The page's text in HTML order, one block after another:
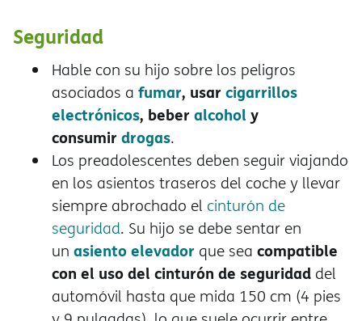
Seguridad
Hable con su hijo sobre los peligros
asociados a fumar, usar cigarrillos
electrónicos, beber alcohol y
consumir drogas.
Los preadolescentes deben seguir viajando
en los asientos traseros del coche y llevar
siempre abrochado el cinturón de
seguridad. Su hijo se debe sentar en
un asiento elevador que sea compatible
con el uso del cinturón de seguridad del
automóvil hasta que mida 150 cm (4 pies